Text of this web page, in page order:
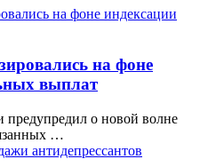
на фоне
выплат
о новой волне
…